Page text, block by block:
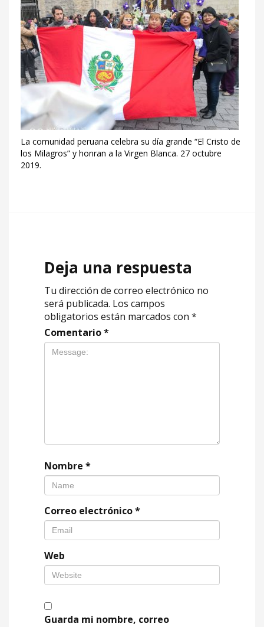
La comunidad peruana celebra su día grande “El Cristo de
los Milagros” y honran a la Virgen Blanca. 27 octubre
2019.
Deja una respuesta
Tu dirección de correo electrónico no
será publicada. Los campos
obligatorios están marcados con *
Comentario*
Nombre *
Correo electrónico*
Web
Guarda mi nombre, correo